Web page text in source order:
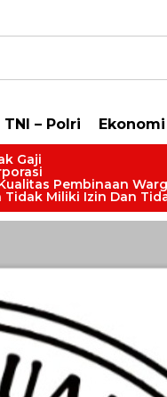
TNI – Polri Ekonomi
Gaji
Pembinaan
Tidak Miliki Izin Dan
Boleh Konsultasi Hukum